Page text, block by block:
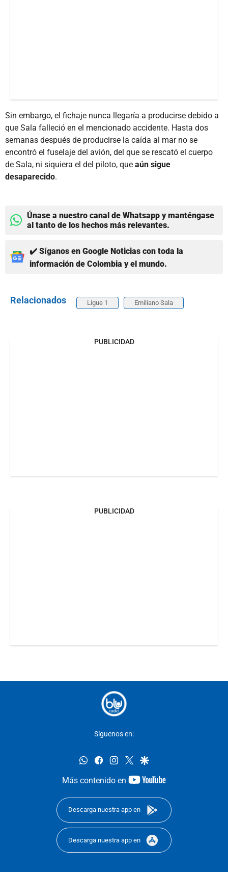
Sin embargo, el fichaje nunca llegaría a producirse debido a
que Sala falleció en el mencionado accidente. Hasta dos
semanas después de producirse la caída al mar no se
encontró el fuselaje del avión, del que se rescató el cuerpo
de Sala, ni siquiera el del piloto, que aún sigue
desaparecido.
Únase a nuestro canal de Whatsapp y manténgase
al tanto de los hechos más relevantes.
✔️ Síganos en Google Noticias con toda la
información de Colombia y el mundo.
Relacionados Ligue 1 Emiliano Sala
PUBLICIDAD
PUBLICIDAD
Síguenos en:
whatsappfacebookinstagram
twittergoogle
Más contenido en
youtube-
Descarga nuestra app en
Descarga nuestra app en